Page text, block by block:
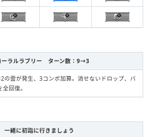
ーラルラブリー ターン数：9→3
の雲が発生、3コンボ加算。消せないドロップ、バ
回復。
一緒に初詣に行きましょう